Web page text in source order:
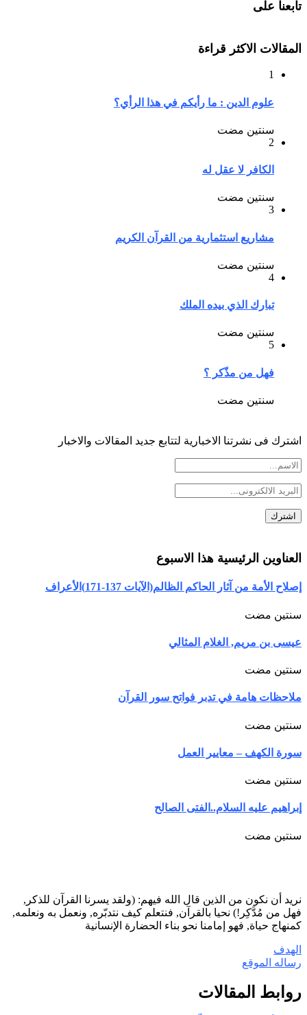
تابعنا على
المقالات الاكثر قراءة
1
علوم الدين : ما رأيكم في هذا الرأي؟
سنتين مضت
2
الكافر لا عقل له
سنتين مضت
3
مشاريع استثمارية من القرآن الكريم
سنتين مضت
4
تبارك الذي بيده الملك
سنتين مضت
5
فهل من مذّكر ؟
سنتين مضت
اشترك فى نشرتنا الاخبارية لتتابع جديد المقالات والاخبار
العناوين الرئيسية هذا الاسبوع
إصلاح الأمة من آثار الحاكم الظالم(الآيات 137-171)الأعراف
سنتين مضت
عيسى بن مريم, الغلام المثالي
سنتين مضت
ملاحظات هامة في تدبر فواتح سور القرآن
سنتين مضت
سورة الكهف – معايير العمل
سنتين مضت
إبراهيم عليه السلام..الفتى الصالح
سنتين مضت
نريد أن نكون من الذين قال الله فيهم: (ولقد يسرنا القرآن للذكر,
فهل من مُدَّكِر!) نحيا بالقرآن, فنتعلم كيف نتدبّره, ونعمل به ونعلمه,
كمنهاج حياة, فهو إمامنا نحو بناء الحضارة الإنسانية
الهدف
رساله الموقع
روابط المقالات